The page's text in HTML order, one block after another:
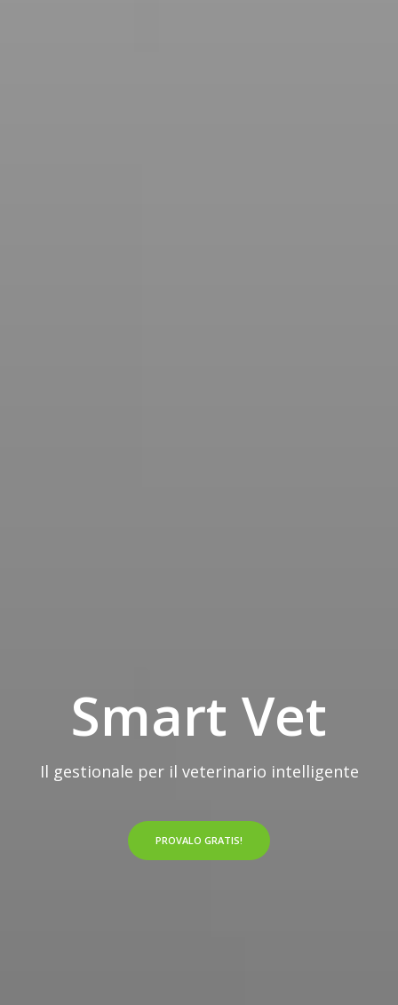
Smart Vet
Il gestionale per il veterinario intelligente
PROVALO GRATIS!